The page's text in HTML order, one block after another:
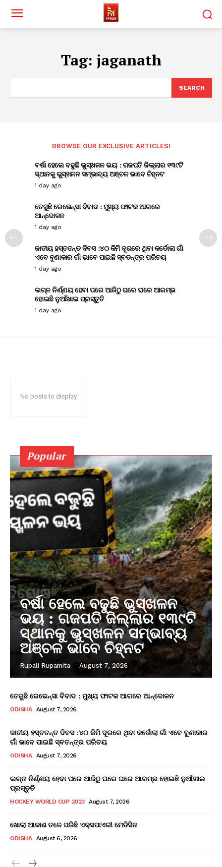
Tag: jaganath
SEARCH
BROWSE OUR EXCLUSIVE ARTICLES!
ବର୍ଷା ହେଲେ ବଢୁଛି ଭୁସ୍ଖଳନ ଭୟ : ଗଜପତି ଜିଲ୍ଲାର ୧୩୯ଟି
ସ୍ଥାନକୁ ଭୁସ୍ଖଳନ ସମ୍ଭାବ୍ୟ ଅଞ୍ଚଳ ଭାବେ ଚିହ୍ନଟ
1 day ago
ତେଜୁଛି ରେଭେନ୍ସା ବିବାଦ : ମୁଖ୍ୟ ଫାଟକ ଆଗରେ
ଆନ୍ଦୋଳନ
1 day ago
ଜାତୀୟ ହସ୍ତତନ୍ତ ଦିବସ :୪୦ କିମି ଦୂରରେ ଥିବା କର୍ଡୋଲା ଗାଁ
ଏବେ ବୁଣାକାର ଗାଁ ଭାବେ ପାଇଛି ସ୍ବତନ୍ତ୍ର ପରିଚୟ
1 day ago
ଲଗ୍ନ ନିର୍ଣ୍ଣୟ ହେବା ପରେ ଆଜିଠୁ ଘରେ ଘରେ ଆରମ୍ଭ
ହୋଇଛି ନୁଆଁଖାଇ ପ୍ରସ୍ତୁତି
1 day ago
No posts to display
Popular
ବର୍ଷା ହେଲେ ବଢୁଛି ଭୁସ୍ଖଳନ
ଭୟ : ଗଜପତି ଜିଲ୍ଲାର ୧୩୯ଟି
ସ୍ଥାନକୁ ଭୁସ୍ଖଳନ ସମ୍ଭାବ୍ୟ
ଅଞ୍ଚଳ ଭାବେ ଚିହ୍ନଟ
Rupali Rupamita - August 7, 2026
ତେଜୁଛି ରେଭେନ୍ସା ବିବାଦ : ମୁଖ୍ୟ ଫାଟକ ଆଗରେ ଆନ୍ଦୋଳନ
ODISHA August 7, 2026
ଜାତୀୟ ହସ୍ତତନ୍ତ ଦିବସ :୪୦ କିମି ଦୂରରେ ଥିବା କର୍ଡୋଲା ଗାଁ ଏବେ ବୁଣାକାର
ଗାଁ ଭାବେ ପାଇଛି ସ୍ବତନ୍ତ୍ର ପରିଚୟ
ODISHA August 7, 2026
ଲଗ୍ନ ନିର୍ଣ୍ଣୟ ହେବା ପରେ ଆଜିଠୁ ଘରେ ଘରେ ଆରମ୍ଭ ହୋଇଛି ନୁଆଁଖାଇ
ପ୍ରସ୍ତୁତି
HOCKEY WORLD CUP 2023 August 7, 2026
ଖୋଲା ଆକାଶ ତଳେ ପଡିଛି ଏକ୍ସପାଏରୀ ମେଡିସିନ
ODISHA August 6, 2026